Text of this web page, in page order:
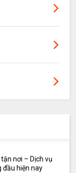
nơi – Dịch vụ
đầu hiện nay